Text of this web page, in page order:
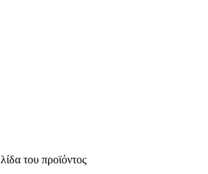
του προϊόντος